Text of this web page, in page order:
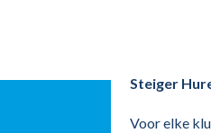
Steiger
Voor elke